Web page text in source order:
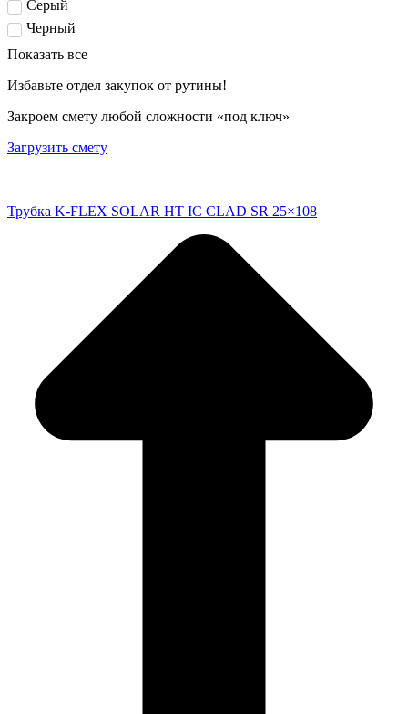
Серый
Черный
Показать все
Избавьте отдел закупок от рутины!
Закроем смету любой сложности «под ключ»
Загрузить смету
Трубка K-FLEX SOLAR HT IC CLAD SR 25×108